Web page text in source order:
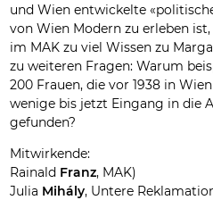
und Wien entwickelte
von Wien Modern zu erleben
im MAK zu viel Wissen zu
zu weiteren Fragen: Warum
200 Frauen, die vor 1938 in
wenige bis jetzt Eingang in die
gefunden?
Mitwirkende:
Rainald Franz, MAK)
Julia Mihály, Untere